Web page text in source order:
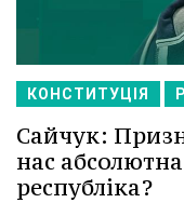
КОНСТИТУЦІЯ
Сайчук:
нас
республіка?